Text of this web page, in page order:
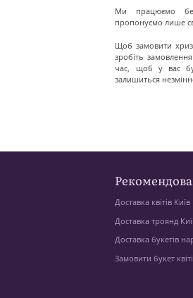
Ми працюємо
пропонуємо лише
Щоб замовити
зробіть
час, щоб у вас
залишиться
Доставка квітів Київ
Доставка троянд
Доставка букетів
Замовити букет